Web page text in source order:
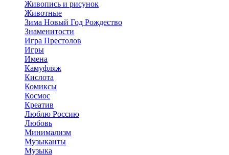
Живопись и рисунок
Животные
Зима Новый Год Рождество
Знаменитости
Игра Престолов
Игры
Имена
Камуфляж
Кислота
Комиксы
Космос
Креатив
Люблю Россию
Любовь
Минимализм
Музыканты
Музыка